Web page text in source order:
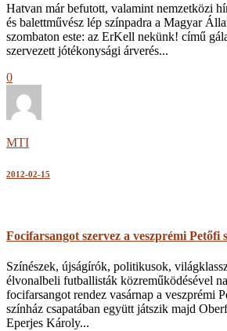
Hatvan már befutott, valamint nemzetközi
és balettművész lép színpadra a Magyar
szombaton este: az ErKell nekünk! című
szervezett jótékonysági árverés...
0
MTI
2012-02-15
Focifarsangot szervez a veszprémi Petőfi
Színészek, újságírók, politikusok,
élvonalbeli futballisták közreműködésével
focifarsangot rendez vasárnap a veszprémi
színház csapatában együtt játszik majd
Eperjes Károly...